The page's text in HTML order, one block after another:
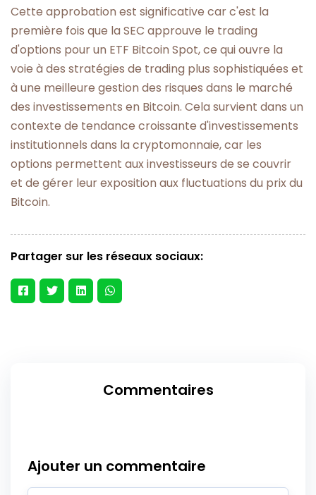
Cette approbation est significative car c'est la
première fois que la SEC approuve le trading
d'options pour un ETF Bitcoin Spot, ce qui ouvre la
voie à des stratégies de trading plus sophistiquées et
à une meilleure gestion des risques dans le marché
des investissements en Bitcoin. Cela survient dans un
contexte de tendance croissante d'investissements
institutionnels dans la cryptomonnaie, car les
options permettent aux investisseurs de se couvrir
et de gérer leur exposition aux fluctuations du prix du
Bitcoin.
Partager sur les réseaux sociaux:
Commentaires
Ajouter un commentaire